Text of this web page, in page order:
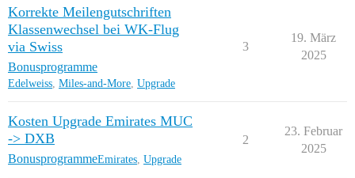
Korrekte Meilengutschriften
Klassenwechsel bei WK-Flug
via Swiss
Bonusprogramme
Edelweiss, Miles-and-More, Upgrade
3
19. März
2025
Kosten Upgrade Emirates MUC
-> DXB
BonusprogrammeEmirates Upgrade
2
23. Februar
2025